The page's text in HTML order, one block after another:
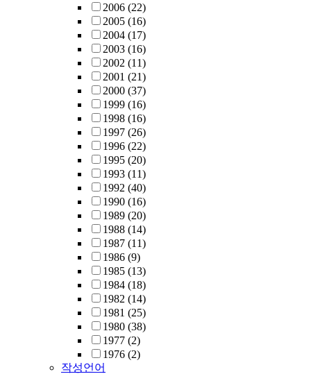
2006 (22)
2005 (16)
2004 (17)
2003 (16)
2002 (11)
2001 (21)
2000 (37)
1999 (16)
1998 (16)
1997 (26)
1996 (22)
1995 (20)
1993 (11)
1992 (40)
1990 (16)
1989 (20)
1988 (14)
1987 (11)
1986 (9)
1985 (13)
1984 (18)
1982 (14)
1981 (25)
1980 (38)
1977 (2)
1976 (2)
작성언어